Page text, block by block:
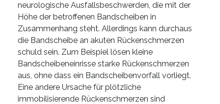
neurologische Ausfallsbeschwerden, die mit der
Höhe der betroffenen Bandscheiben in
Zusammenhang steht. Allerdings kann durchaus
die Bandscheibe an akuten Rückenschmerzen
schuld sein. Zum Beispiel lösen kleine
Bandscheibeneinrisse starke Rückenschmerzen
aus, ohne dass ein Bandscheibenvorfall vorliegt.
Eine andere Ursache für plötzliche
immobilisierende Rückenschmerzen sind